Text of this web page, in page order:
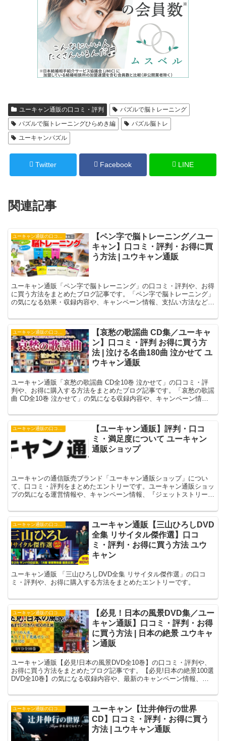
ユーキャン通販の口コミ・評判
パズルで脳トレーニング
パズルで脳トレーニングひらめき編
パズル脳トレ
ユーキャンパズル
Twitter Facebook LINE
関連記事
【ペン字で脳トレーニング／ユー
キャン】口コミ・評判・お得に買
う方法 | ユウキャン通販
ユーキャン通販「ペン字で脳トレーニング」の口コミ・評判や、お得
に買う方法をまとめたブログ記事です。「ペン字で脳トレーニング」
の気になる効果・収録内容や、キャンペーン情報、支払い方法などの
ユーキャン通販の口コミ・評判
【哀愁の歌謡曲 CD集／ユーキャ
ン】口コミ・評判 お得に買う方
法 | 泣ける名曲180曲 泣かせて ユ
ウキャン通販
ユーキャン通販「哀愁の歌謡曲 CD全10巻 泣かせて」の口コミ・評
判や、お得に購入する方法をまとめたブログ記事です。「哀愁の歌謡
曲 CD全10巻 泣かせて」の気になる収録内容や、キャンペーン情
【ユーキャン通販】評判・口コ
ミ・満足度について ユーキャン
通販ショップ
ユーキャンの通信販売ブランド「ユーキャン通販ショップ」につい
て、口コミ・評判をまとめたエントリーです。ユーキャン通販ショッ
プの気になる運営情報や、キャンペーン情報、『ジェットストリーム
本大地図』、『ウッドコーンオーディオ』などの販売商品などの最新
ユーキャン通販の口コミ・評判
ユーキャン通販【三山ひろしDVD
全集 リサイタル傑作選】口コ
ミ・評判・お得に買う方法 ユウ
キャン
ユーキャン通販 「三山ひろしDVD全集 リサイタル傑作選」の口コ
ミ・評判や、お得に購入する方法をまとめたエントリーです。
【必見！日本の風景DVD集／ユー
キャン通販】口コミ・評判・お得
に買う方法 | 日本の絶景 ユウキャ
ン通販
ユーキャン通販【必見!日本の風景DVD全10巻】の口コミ・評判や、
お得に買う方法をまとめたブログ記事です。【必見!日本の絶景100選
DVD全10巻】の気になる収録内容や、最新のキャンペーン情報、支
ユーキャン通販の口コミ・評判
ユーキャン【辻井伸行の世界
CD】口コミ・評判・お得に買う
方法 | ユウキャン通販